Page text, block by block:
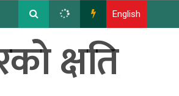
English
क्षति